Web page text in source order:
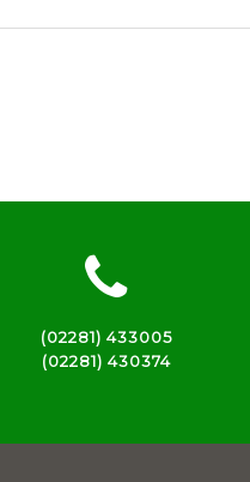
(02281) 433005
(02281) 430374